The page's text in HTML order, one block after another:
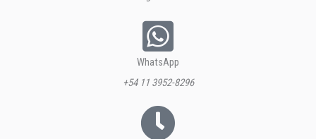
WhatsApp
+54 11 3952-8296